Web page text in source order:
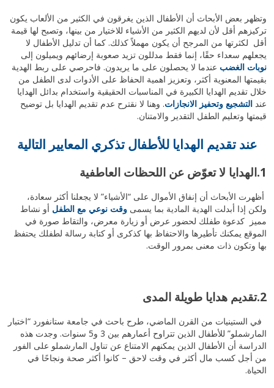
وتظهر بعض الأبحاث أن الأطفال الذين يغرقون في الكثير من الألعاب يكون
تركيزهم أقل لأن لديهم الكثير من الأشياء للاختيار من بينها، وتصبح لها قيمة
أقل لكثرتها من المرجح أن يكون مهملاً كذلك. كما أن تدليل الأطفال لا
يجعلهم سعداء حقًا، إنما فقط مدللون تزيد صعوبة إرضائهم ويميلون إلى
نوبات الغضب عندما لا يحصلون على ما يريدون. فاحرصي على ربط الهدية
بقيمتها المعنوية أكثر، وتعزيز اهمية الحفاظ على الأدوات لدى الطفل من
خلال تقديم الهدايا الكبيرة في المناسبات الحقيقية واستخدام بدائل الهدايا
عند التشجيع وتحفيز الانجازات. وهنا لا نقترح عدم تقديم الهدايا بل توضيح
قيمتها وتعليم الطفل التقدير والامتنان.
عند تقديم الهدايا للأطفال تذكري المعايير التالية
1.الهدايا لا تعوّض عن اللحظات العاطفية
أظهرت الأبحاث أن إنفاق الأموال على “الأشياء” لا يجعلنا أكثر سعادة،
ولكن إذا أبدلت الهدية المادية بما يسمى وقت نوعي مع الطفل أو نشاط
مميز كدعوة طفلك لحضور عرض أو زيارة معرض، والتقاط صورة في
الموقع يمكنك تأطيرها والاحتفاظ بها كذكرى أو كتابة رسالة لطفلك يحتفظ
بها وتكون ذات معنى بمرور الوقت.
2.تقديم هدايا طويلة المدى
في الستينيات من القرن الماضي، طرح باحث في جامعة ستانفورد “اختبار
المارشملو” للأطفال الذين تتراوح أعمارهم بين 3 و5 سنوات. وجدت هذه
الدراسة أن الأطفال الذين يمكنهم الامتناع عن تناول المارشملو على الفور
من أجل كسب مال أكثر في وقت لاحق – كانوا أكثر صحة ونجاحًا في
الحياة.